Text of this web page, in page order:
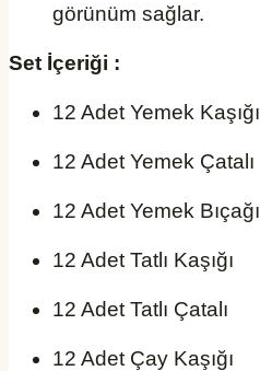
görünüm sağlar.
Set İçeriği :
12 Adet Yemek Kaşığı
12 Adet Yemek Çatalı
12 Adet Yemek Bıçağı
12 Adet Tatlı Kaşığı
12 Adet Tatlı Çatalı
12 Adet Çay Kaşığı